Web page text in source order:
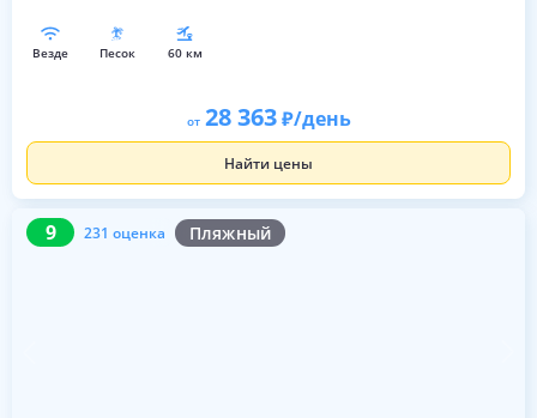
везде песок 60 км
от 28 363 /день
Найти цены
9 231 оценка Пляжный
9 231 оценка